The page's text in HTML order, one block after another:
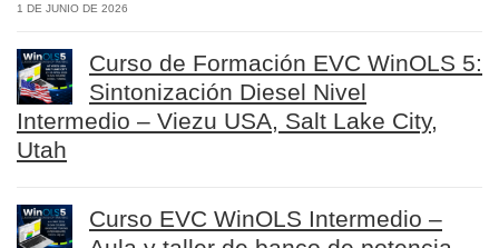
1 DE JUNIO DE 2026
Curso de Formación EVC WinOLS 5:
Sintonización Diesel Nivel
Intermedio – Viezu USA, Salt Lake City,
Utah
Curso EVC WinOLS Intermedio –